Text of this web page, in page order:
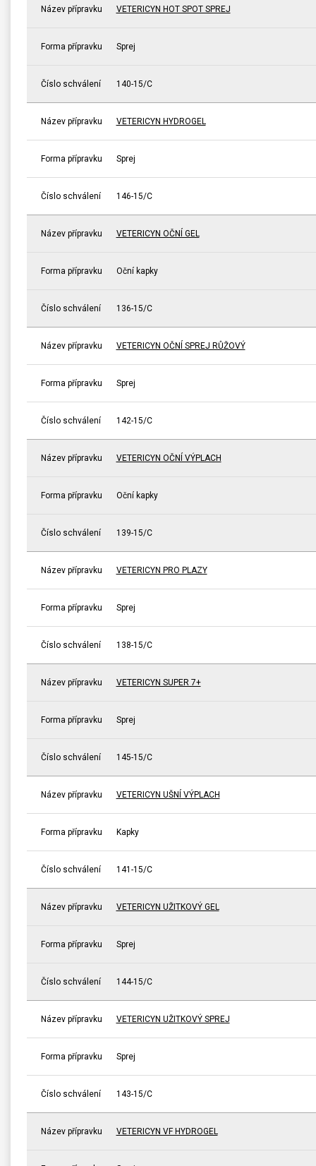
Název přípravku VETERICYN HOT SPOT SPREJ
Forma přípravku Sprej
Číslo schválení 140-15/C
Název přípravku VETERICYN HYDROGEL
Forma přípravku Sprej
Číslo schválení 146-15/C
Název přípravku VETERICYN OČNÍ GEL
Forma přípravku Oční kapky
Číslo schválení 136-15/C
Název přípravku VETERICYN OČNÍ SPREJ RŮŽOVÝ
Forma přípravku Sprej
Číslo schválení 142-15/C
Název přípravku VETERICYN OČNÍ VÝPLACH
Forma přípravku Oční kapky
Číslo schválení 139-15/C
Název přípravku VETERICYN PRO PLAZY
Forma přípravku Sprej
Číslo schválení 138-15/C
Název přípravku VETERICYN SUPER 7+
Forma přípravku Sprej
Číslo schválení 145-15/C
Název přípravku VETERICYN UŠNÍ VÝPLACH
Forma přípravku Kapky
Číslo schválení 141-15/C
Název přípravku VETERICYN UŽITKOVÝ GEL
Forma přípravku Sprej
Číslo schválení 144-15/C
Název přípravku VETERICYN UŽITKOVÝ SPREJ
Forma přípravku Sprej
Číslo schválení 143-15/C
Název přípravku VETERICYN VF HYDROGEL